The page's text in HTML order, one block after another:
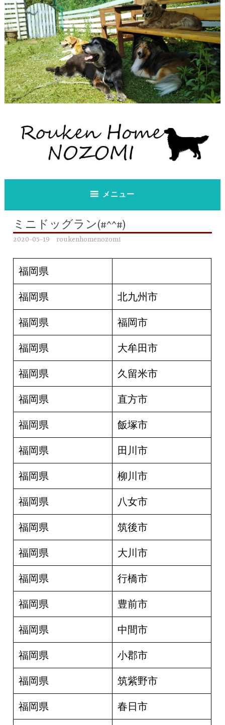
コ
ン
テ
ン
ツ
へ
ス
キ
ッ
プ
老犬ホーム のぞみ
メニュー
ミニドッグラン(#^^#)
2020-05-19 roukenhomenozomi
福岡県
福岡県 北九州市
福岡県 福岡市
福岡県 大牟田市
福岡県 久留米市
福岡県 直方市
福岡県 飯塚市
福岡県 田川市
福岡県 柳川市
福岡県 八女市
福岡県 筑後市
福岡県 大川市
福岡県 行橋市
福岡県 豊前市
福岡県 中間市
福岡県 小郡市
福岡県 筑紫野市
福岡県 春日市